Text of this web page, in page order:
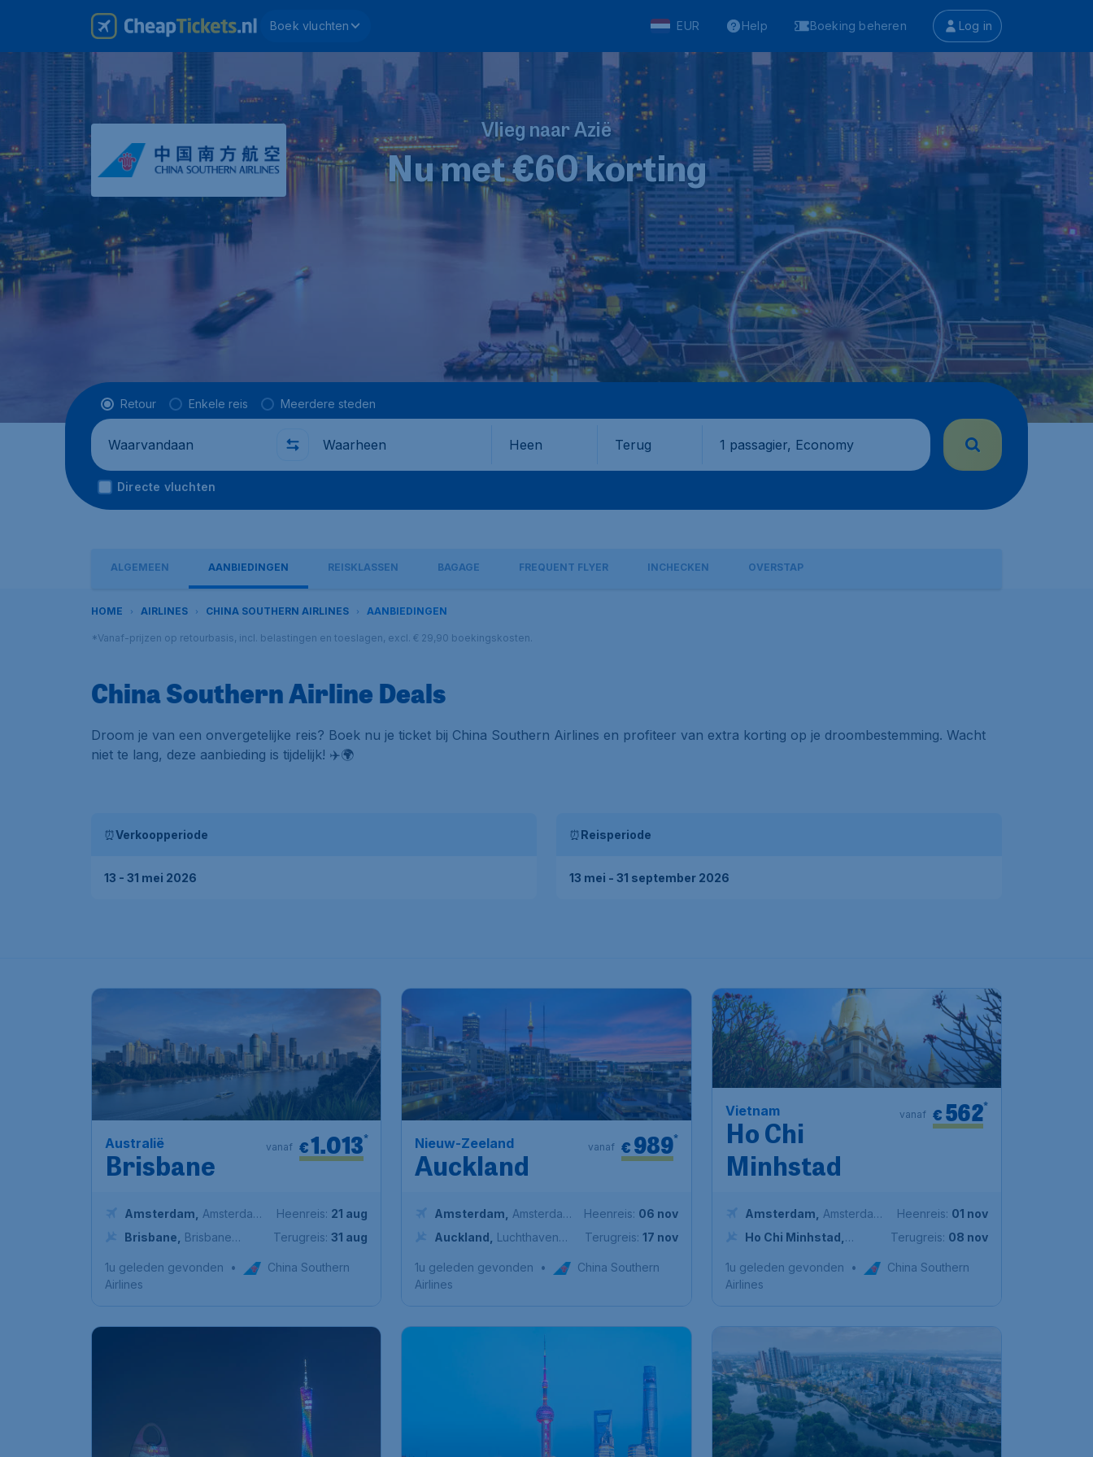
Boek vluchten EUR Help Boeking beheren Log in
Vlieg naar Azië
Nu met €60 korting
Vluchttype
Retour Enkele reis Meerdere steden
Waarvandaan Waarheen Heen Terug 1 passagier, Economy
Directe vluchten
ALGEMEEN AANBIEDINGEN REISKLASSEN BAGAGE FREQUENT FLYER INCHECKEN OVERSTAP
HOME AIRLINES CHINA SOUTHERN AIRLINES AANBIEDINGEN
*Vanaf-prijzen op retourbasis, incl. belastingen en toeslagen, excl. € 29,90 boekingskosten.
China Southern Airline Deals
Droom je van een onvergetelijke reis? Boek nu je ticket bij China Southern Airlines en profiteer van extra korting op je droombestemming. Wacht
niet te lang, deze aanbieding is tijdelijk! ✈️🌍
⏰Verkoopperiode
13 - 31 mei 2026
⏰Reisperiode
13 mei - 31 september 2026
Australië
Brisbane
€1.013*
vanaf
Amsterdam
Amsterdam
Airport Schiphol
Brisbane
Brisbane
Heenreis: 21 aug
Terugreis: 31 aug
1u geleden gevonden •
China Southern
Airlines
Nieuw-Zeeland
Auckland
€ 989*
vanaf
Amsterdam
Amsterdam
Airport Schiphol
Auckland
Luchthaven
Heenreis: 06 nov
Terugreis: 17 nov
1u geleden gevonden •
China Southern
Airlines
Vietnam
Ho Chi
Minhstad
€ 562*
vanaf
Amsterdam
Amsterdam
Airport Schiphol
Ho Chi Minhstad
Tan Son Nhat
Heenreis: 01 nov
Terugreis: 08 nov
1u geleden gevonden •
China Southern
Airlines